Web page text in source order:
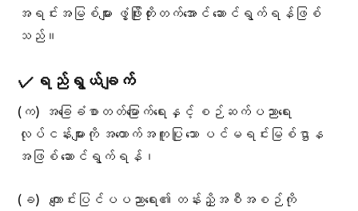
အရင်းအမြစ်များ ဖွံ့ဖြိုးတိုးတက်အောင် ဆောင်ရွက်ရန်ဖြစ်
သည်။
✓ ရည်ရွယ်ချက်
(က) အခြေခံစာတတ်မြောက်ရေးနှင့် စဉ်ဆက်ပညာရေး
လုပ်ငန်းများကို အထောက်အကူပြု သော ပင်မရင်းမြစ်ဌာန
အဖြစ် ဆောင်ရွက်ရန်၊
(ခ) ကျောင်းပြင်ပပညာရေး၏ တန်းညှိအစီအစဉ်ကို